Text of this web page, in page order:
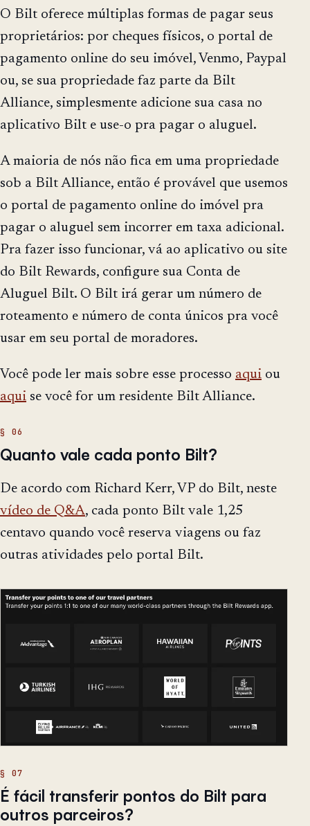
O Bilt oferece múltiplas formas de pagar seus
proprietários: por cheques físicos, o portal de
pagamento online do seu imóvel, Venmo, Paypal
ou, se sua propriedade faz parte da Bilt
Alliance, simplesmente adicione sua casa no
aplicativo Bilt e use-o pra pagar o aluguel.
A maioria de nós não fica em uma propriedade
sob a Bilt Alliance, então é provável que usemos
o portal de pagamento online do imóvel pra
pagar o aluguel sem incorrer em taxa adicional.
Pra fazer isso funcionar, vá ao aplicativo ou site
do Bilt Rewards, configure sua Conta de
Aluguel Bilt. O Bilt irá gerar um número de
roteamento e número de conta únicos pra você
usar em seu portal de moradores.
Você pode ler mais sobre esse processo aqui ou
aqui se você for um residente Bilt Alliance.
Quanto vale cada ponto Bilt?
De acordo com Richard Kerr, VP do Bilt, neste
vídeo de Q&A, cada ponto Bilt vale 1,25
centavo quando você reserva viagens ou faz
outras atividades pelo portal Bilt.
É fácil transferir pontos do Bilt para
outros parceiros?